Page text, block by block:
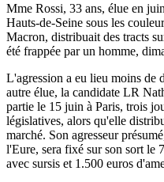
Mme Rossi, 33 ans, élue en
Hauts-de-Seine sous les
Macron, distribuait des tracts
été frappée par un homme,
L'agression a eu lieu moins de
autre élue, la candidate LR
partie le 15 juin à Paris, trois
législatives, alors qu'elle
marché. Son agresseur
l'Eure, sera fixé sur son sort le
avec sursis et 1.500 euros